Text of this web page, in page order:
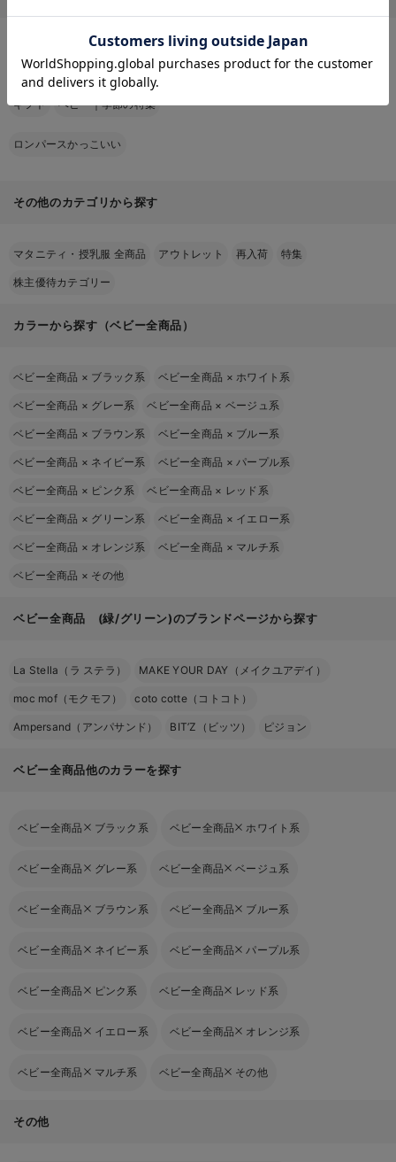
新生児服 ベビー服 セレモニードレス
シーズンアイテム ベビー・新生児 寝具 ベビー 雑貨
ギフト ベビー｜季節の特集
ロンパースかっこいい
その他のカテゴリから探す
マタニティ・授乳服 全商品 アウトレット 再入荷 特集
株主優待カテゴリー
カラーから探す（ベビー全商品）
ベビー全商品 × ブラック系 ベビー全商品 ×ホワイト系
ベビー全商品 × グレー系 ベビー全商品 × ベージュ系
ベビー全商品 × ブラウン系 ベビー全商品 × ブルー系
ベビー全商品 × ネイビー系 ベビー全商品 ×パープル系
ベビー全商品 × ピンク系 ベビー全商品 × レッド系
ベビー全商品 × グリーン系 ベビー全商品 × イエロー系
ベビー全商品 × オレンジ系 ベビー全商品 × マルチ系
ベビー全商品 × その他
ベビー全商品 (緑/グリーン)のブランドページから探す
La Stella（ラ ステラ） MAKE YOUR DAY（メイクユアデイ）
moc mof（モクモフ） coto cotte（コトコト）
Ampersand（アンパサンド） BIT’Z（ビッツ） ピジョン
ベビー全商品他のカラーを探す
ベビー全商品 ブラック系 ベビー全商品 ホワイト系
ベビー全商品 グレー系 ベビー全商品 ベージュ系
ベビー全商品 ブラウン系 ベビー全商品 ブルー系
ベビー全商品 ネイビー系 ベビー全商品 パープル系
ベビー全商品 ピンク系 ベビー全商品 レッド系
ベビー全商品 イエロー系 ベビー全商品 オレンジ系
ベビー全商品 マルチ系 ベビー全商品 その他
その他
お気に入り商品を確認する